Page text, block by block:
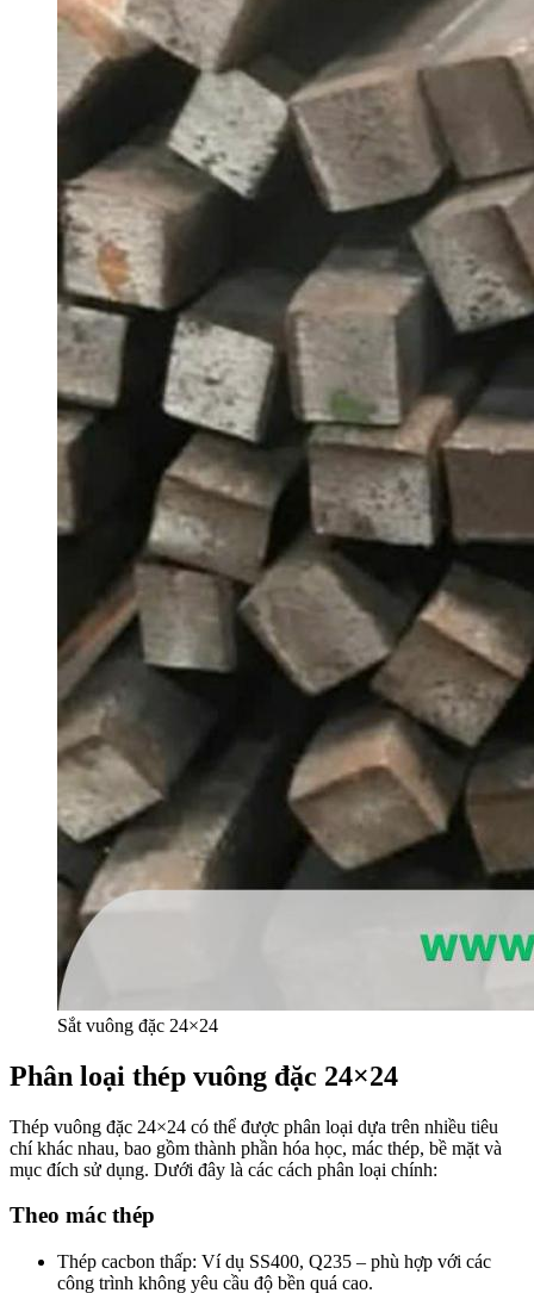
Sắt vuông đặc 24×24
Phân loại thép vuông đặc 24×24
Thép vuông đặc 24×24 có thể được phân loại dựa trên nhiều tiêu
chí khác nhau, bao gồm thành phần hóa học, mác thép, bề mặt và
mục đích sử dụng. Dưới đây là các cách phân loại chính:
Theo mác thép
Thép cacbon thấp: Ví dụ SS400, Q235 – phù hợp với các
công trình không yêu cầu độ bền quá cao.